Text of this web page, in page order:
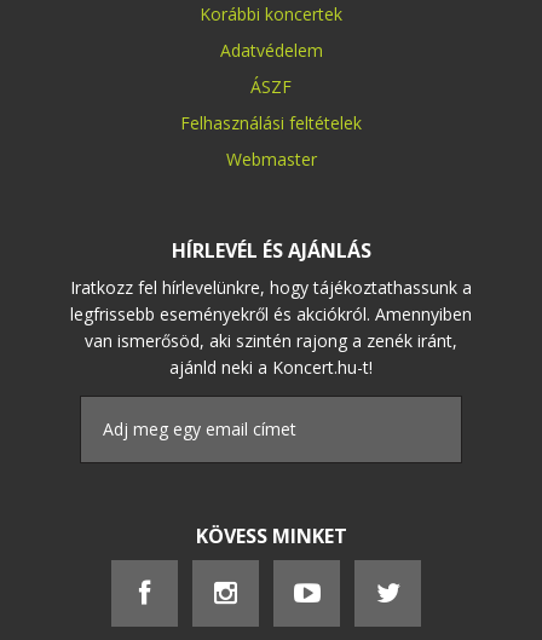
Korábbi koncertek
Adatvédelem
ÁSZF
Felhasználási feltételek
Webmaster
HÍRLEVÉL ÉS AJÁNLÁS
Iratkozz fel hírlevelünkre, hogy tájékoztathassunk a
legfrissebb eseményekről és akciókról. Amennyiben
van ismerősöd, aki szintén rajong a zenék iránt,
ajánld neki a Koncert.hu-t!
KÖVESS MINKET